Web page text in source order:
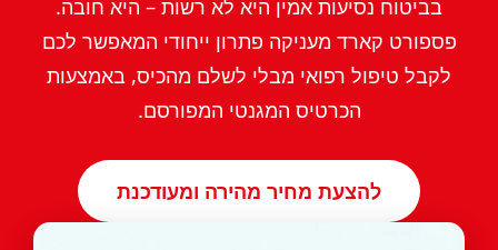
בביטוח נסיעות אמין היא לא רשות – היא חובה.
פספורט קארד מעניקה פתרון ייחודי המאפשר לכם
לקבל טיפול רפואי מבלי לשלם מהכיס, באמצעות
הכרטיס המגנטי המפורסם.
להצעת מחיר מהירה ומעודכנת